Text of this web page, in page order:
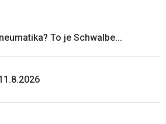
To je Schwalbe...